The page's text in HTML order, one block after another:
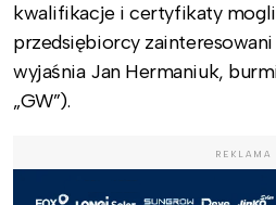
kwalifikacje i certyfikaty
przedsiębiorcy
wyjaśnia Jan Hermaniuk,
„GW”).
REKLAMA